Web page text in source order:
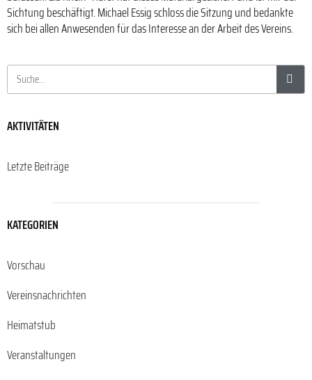
Sichtung beschäftigt. Michael Essig schloss die Sitzung und bedankte
sich bei allen Anwesenden für das Interesse an der Arbeit des Vereins.
AKTIVITÄTEN
Letzte Beiträge
KATEGORIEN
Vorschau
Vereinsnachrichten
Heimatstub
Veranstaltungen